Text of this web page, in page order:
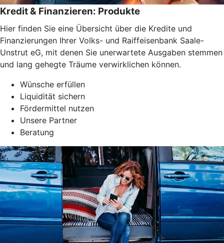
Kredit & Finanzieren: Produkte
Hier finden Sie eine Übersicht über die Kredite und
Finanzierungen Ihrer Volks- und Raiffeisenbank Saale-
Unstrut eG, mit denen Sie unerwartete Ausgaben stemmen
und lang gehegte Träume verwirklichen können.
Wünsche erfüllen
Liquidität sichern
Fördermittel nutzen
Unsere Partner
Beratung